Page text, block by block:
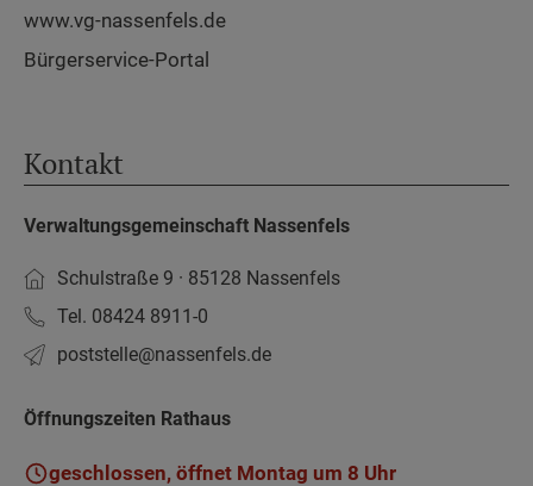
www.vg-nassenfels.de
Bürgerservice-Portal
Kontakt
Verwaltungsgemeinschaft Nassenfels
Schulstraße 9 · 85128 Nassenfels
Tel. 08424 8911-0
poststelle­@nassenfels.de
Öffnungszeiten Rathaus
geschlossen, öffnet Montag um 8 Uhr